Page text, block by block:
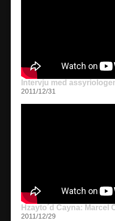
Intervju med
2011/12/31
Hzayto´d Cayna: Marcel
2011/12/29